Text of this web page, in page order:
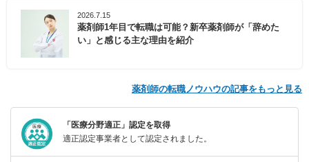
2026.7.15
薬剤師1年目で転職は可能？新卒薬剤師が「辞めた
い」と感じる主な理由を紹介
薬剤師の転職ノウハウの記事をもっと見る
「医療分野適正」認定を取得
適正認定事業者として認定されました。